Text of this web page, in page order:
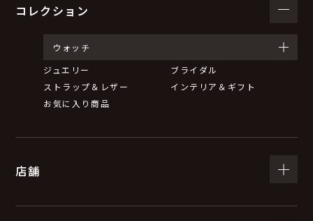
弊社からのお知らせ等の情報をお送りするため。
（４）個人情報の第三者提供について
取得した個人情報は、法令等による場合を除いて第三者
に提供することはありません。
（５）個人情報の取扱いの委託について
取得した個人情報の取扱いの全部又は一部を委託するこ
コレクション
ウォッチ
ジュエリー
ブライダル
ストラップ＆レザー
インテリア＆ギフト
お気に入り商品
店舗